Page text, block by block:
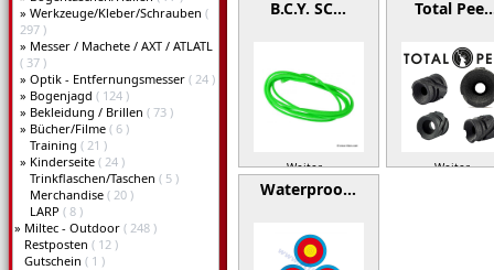
» Werkzeuge/Kleber/Schrauben (
297 )
» Messer / Machete / AXT / ATLATL
( 37 )
» Optik - Entfernungsmesser ( 24 )
» Bogenjagd ( 124 )
» Bekleidung / Brillen ( 73 )
» Bücher/Filme ( 6 )
Training ( 21 )
» Kinderseite ( 24 )
Trinkflaschen/Taschen ( 5 )
Merchandise ( 20 )
LARP ( 8 )
» Miltec - Outdoor ( 248 )
Restposten ( 12 )
Gutschein ( 1 )
B.C.Y. SC…
Weiter »
Total
Weiter »
Waterproo…